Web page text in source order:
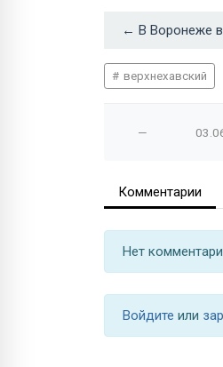
верхнехавский
—
Комментарии
Нет
Войдите или